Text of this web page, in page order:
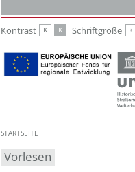
Kontrast K K Schriftgröße K
STARTSEITE
Vorlesen